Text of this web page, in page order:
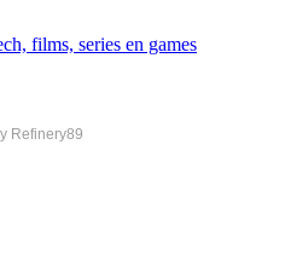
films, series en games
Refinery89